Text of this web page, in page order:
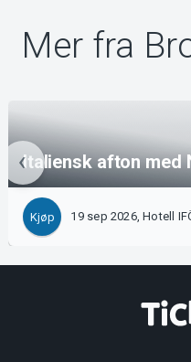
Mer fra
Italiensk afton med
Kjøp 19 sep 2026, Hotell